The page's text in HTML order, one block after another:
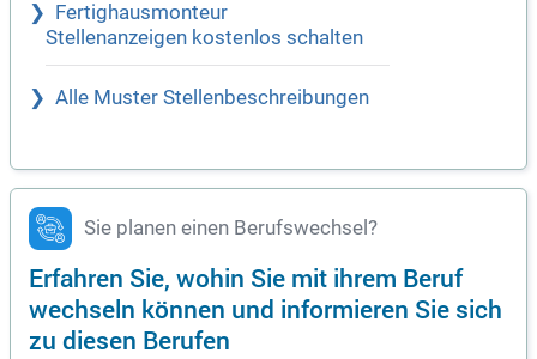
Fertighausmonteur
Stellenanzeigen kostenlos schalten
Alle Muster Stellenbeschreibungen
Sie planen einen Berufswechsel?
Erfahren Sie, wohin Sie mit ihrem Beruf
wechseln können und informieren Sie sich
zu diesen Berufen